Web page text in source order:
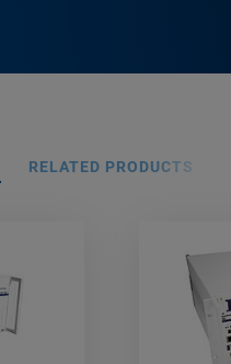
RELATED PRODUCTS